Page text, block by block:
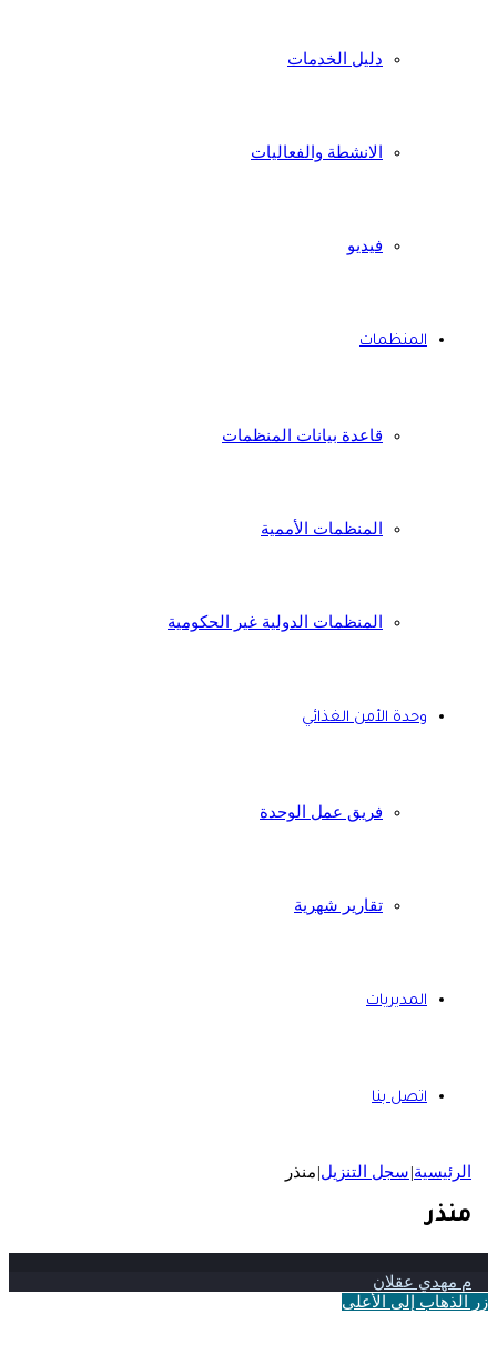
دليل الخدمات
الانشطة والفعاليات
فيديو
المنظمات
قاعدة بيانات المنظمات
المنظمات الأممية
المنظمات الدولية غير الحكومية
وحدة الأمن الغذائي
فريق عمل الوحدة
تقارير شهرية
المديريات
اتصل بنا
الرئيسية|سجل التنزيل|منذر
منذر
م مهدي عقلان
زر الذهاب إلى الأعلى